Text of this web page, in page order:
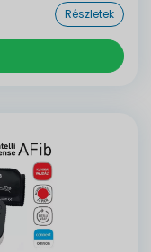
Részletek